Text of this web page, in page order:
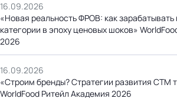
16.09.2026
«Новая реальность ФРОВ: как зарабатывать
категории в эпоху ценовых шоков»
2026
16.09.2026
«Строим бренды? Стратегии развития СТМ
WorldFood Ритейл Академия 2026